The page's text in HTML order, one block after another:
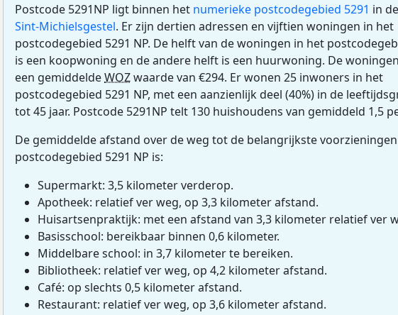
Postcode 5291NP ligt binnen het numerieke postcodegebied 5291 in de
Sint-Michielsgestel. Er zijn dertien adressen en vijftien woningen in het
postcodegebied 5291 NP. De helft van de woningen in het
is een koopwoning en de andere helft is een huurwoning. De
een gemiddeldeWOZwaarde van €294. Er wonen 25 inwoners in het
postcodegebied 5291 NP, met een aanzienlijk deel (40%) in de
tot 45 jaar. Postcode 5291NP telt 130 huishoudens van gemiddeld 1,5
De gemiddelde afstand over de weg tot de belangrijkste
postcodegebied 5291 NP is:
Supermarkt: 3,5 kilometer verderop.
Apotheek: relatief ver weg, op 3,3 kilometer afstand.
Huisartsenpraktijk: met een afstand van 3,3 kilometer relatief ver
Basisschool: bereikbaar binnen 0,6 kilometer.
Middelbare school: in 3,7 kilometer te bereiken.
Bibliotheek: relatief ver weg, op 4,2 kilometer afstand.
Café: op slechts 0,5 kilometer afstand.
Restaurant: relatief ver weg, op 3,6 kilometer afstand.